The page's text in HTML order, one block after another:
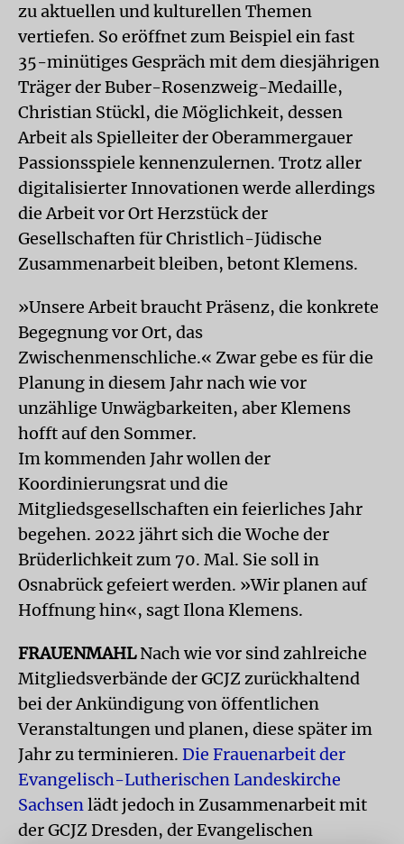
zu aktuellen und kulturellen Themen
vertiefen. So eröffnet zum Beispiel ein fast
35-minütiges Gespräch mit dem diesjährigen
Träger der Buber-Rosenzweig-Medaille,
Christian Stückl, die Möglichkeit, dessen
Arbeit als Spielleiter der Oberammergauer
Passionsspiele kennenzulernen. Trotz aller
digitalisierter Innovationen werde allerdings
die Arbeit vor Ort Herzstück der
Gesellschaften für Christlich-Jüdische
Zusammenarbeit bleiben, betont Klemens.
»Unsere Arbeit braucht Präsenz, die konkrete
Begegnung vor Ort, das
Zwischenmenschliche.« Zwar gebe es für die
Planung in diesem Jahr nach wie vor
unzählige Unwägbarkeiten, aber Klemens
hofft auf den Sommer.
Im kommenden Jahr wollen der
Koordinierungsrat und die
Mitgliedsgesellschaften ein feierliches Jahr
begehen. 2022 jährt sich die Woche der
Brüderlichkeit zum 70. Mal. Sie soll in
Osnabrück gefeiert werden. »Wir planen auf
Hoffnung hin«, sagt Ilona Klemens.
FRAUENMAHLNach wie vor sind zahlreiche
Mitgliedsverbände der GCJZ zurückhaltend
bei der Ankündigung von öffentlichen
Veranstaltungen und planen, diese später im
Jahr zu terminieren. Die Frauenarbeit der
Evangelisch-Lutherischen Landeskirche
Sachsenlädt jedoch in Zusammenarbeit mit
der GCJZ Dresden, der Evangelischen